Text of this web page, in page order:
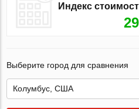
Индекс
29
Выберите город для сравнения